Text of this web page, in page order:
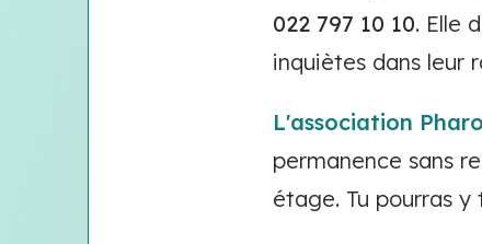
022 797 10 10. Elle
inquiètes dans leur
L'association
permanence sans
étage. Tu pourras